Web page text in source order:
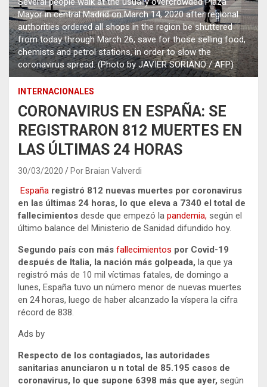
Mayor in central Madrid on March 14, 2020 after regional
authorities ordered all shops in the region be shuttered
from today through March 26, save for those selling food,
chemists and petrol stations, in order to slow the
coronavirus spread. (Photo by JAVIER SORIANO / AFP)
INTERNACIONALES
CORONAVIRUS EN ESPAÑA: SE
REGISTRARON 812 MUERTES EN
LAS ÚLTIMAS 24 HORAS
30/03/2020 Por Braian Valverdi
España registró 812 nuevas muertes por coronavirus
en las últimas 24 horas, lo que eleva a 7340 el total de
fallecimientos desde que empezó la pandemia, según el
último balance del Ministerio de Sanidad difundido hoy.
Segundo país con más fallecimientos por Covid-19
después de Italia, la nación más golpeada, la que ya
registró más de 10 mil víctimas fatales, de domingo a
lunes, España tuvo un número menor de nuevas muertes
en 24 horas, luego de haber alcanzado la víspera la cifra
récord de 838.
Ads by
Respecto de los contagiados, las autoridades
sanitarias anunciaron u n total de 85.195 casos de
coronavirus, lo que supone 6398 más que ayer, según